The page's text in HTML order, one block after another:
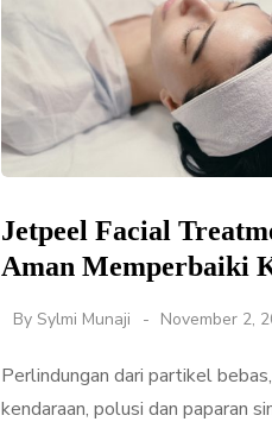
Jetpeel Facial
Aman Memperbaiki
By Sylmi Munaji November 2,
Perlindungan dari partikel
kendaraan, polusi dan paparan